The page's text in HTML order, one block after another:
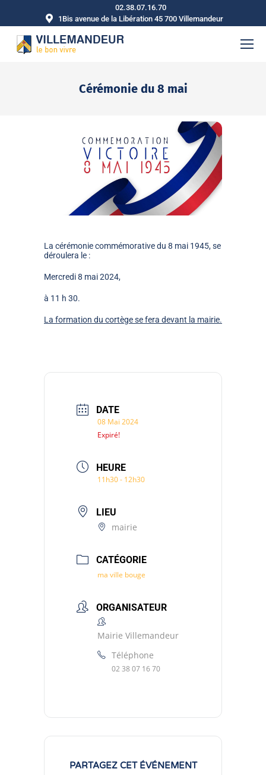
02.38.07.16.70
1Bis avenue de la Libération 45 700 Villemandeur
Cérémonie du 8 mai
La cérémonie commémorative du 8 mai 1945, se
déroulera le :
Mercredi 8 mai 2024,
à 11 h 30.
La formation du cortège se fera devant la mairie.
DATE
08 Mai 2024
Expiré!
HEURE
11h30 - 12h30
LIEU
mairie
CATÉGORIE
ma ville bouge
ORGANISATEUR
Mairie Villemandeur
Téléphone
02 38 07 16 70
PARTAGEZ CET ÉVÉNEMENT